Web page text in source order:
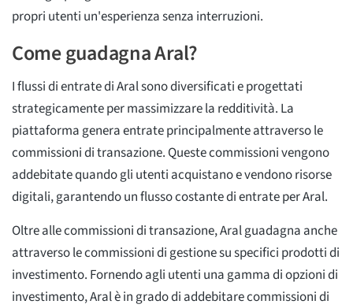
propri utenti un'esperienza senza interruzioni.
Come guadagna Aral?
I flussi di entrate di Aral sono diversificati e progettati
strategicamente per massimizzare la redditività. La
piattaforma genera entrate principalmente attraverso le
commissioni di transazione. Queste commissioni vengono
addebitate quando gli utenti acquistano e vendono risorse
digitali, garantendo un flusso costante di entrate per Aral.
Oltre alle commissioni di transazione, Aral guadagna anche
attraverso le commissioni di gestione su specifici prodotti di
investimento. Fornendo agli utenti una gamma di opzioni di
investimento, Aral è in grado di addebitare commissioni di